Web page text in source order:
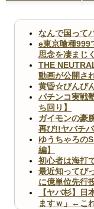
なんで国って
e東京喰種999
思念を凄まじ
THE
動画が公開さ
黄昏☆びんび
パチンコ実戦
ち回り】
ガイモンの豪
再び!!ヤバチ
ゆうちゃろの
編】
初心者は海打
最近知ってび
に億単位先行
【ヤバ杉】
ますｗ」←こ